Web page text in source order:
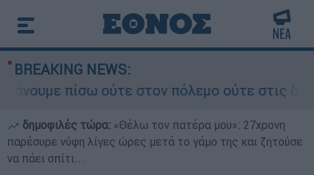
BREAKING NEWS:
πίσω ούτε στον πόλεμο ούτε στις
δημοφιλές τώρα: «Θέλω τον πατέρα μου»: 27χρονη
παρέσυρε νύφη λίγες ώρες μετά το γάμο της και ζητούσε
να πάει σπίτι...